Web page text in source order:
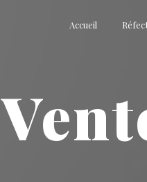
Accueil